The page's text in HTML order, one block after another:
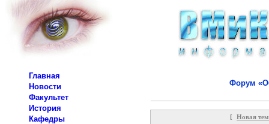
Главная
Новости
Факультет
История
Кафедры
Форум
[ Новая